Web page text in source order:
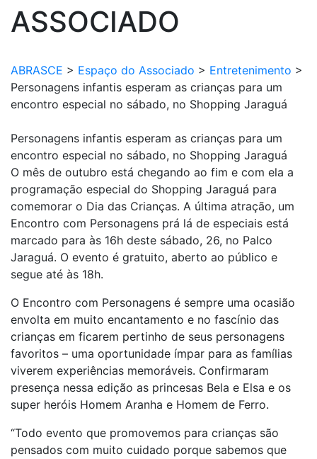
ASSOCIADO
ABRASCE > Espaço do Associado > Entretenimento >
Personagens infantis esperam as crianças para um
encontro especial no sábado, no Shopping Jaraguá
Personagens infantis esperam as crianças para um
encontro especial no sábado, no Shopping Jaraguá
O mês de outubro está chegando ao fim e com ela a
programação especial do Shopping Jaraguá para
comemorar o Dia das Crianças. A última atração, um
Encontro com Personagens prá lá de especiais está
marcado para às 16h deste sábado, 26, no Palco
Jaraguá. O evento é gratuito, aberto ao público e
segue até às 18h.
O Encontro com Personagens é sempre uma ocasião
envolta em muito encantamento e no fascínio das
crianças em ficarem pertinho de seus personagens
favoritos – uma oportunidade ímpar para as famílias
viverem experiências memoráveis. Confirmaram
presença nessa edição as princesas Bela e Elsa e os
super heróis Homem Aranha e Homem de Ferro.
“Todo evento que promovemos para crianças são
pensados com muito cuidado porque sabemos que